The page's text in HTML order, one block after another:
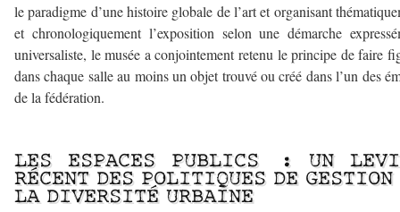
le paradigme d’une histoire globale de l’art et organisant
et chronologiquement l’exposition selon une démarche
universaliste, le musée a conjointement retenu le principe de faire
dans chaque salle au moins un objet trouvé ou créé dans l’un des
de la fédération.
LES ESPACES PUBLICS : UN
RÉCENT DES POLITIQUES DE GESTION
LA DIVERSITÉ URBAINE